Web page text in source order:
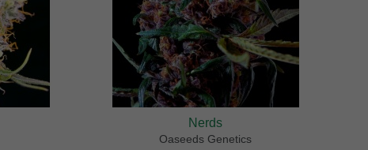
Nerds
Oaseeds Genetics